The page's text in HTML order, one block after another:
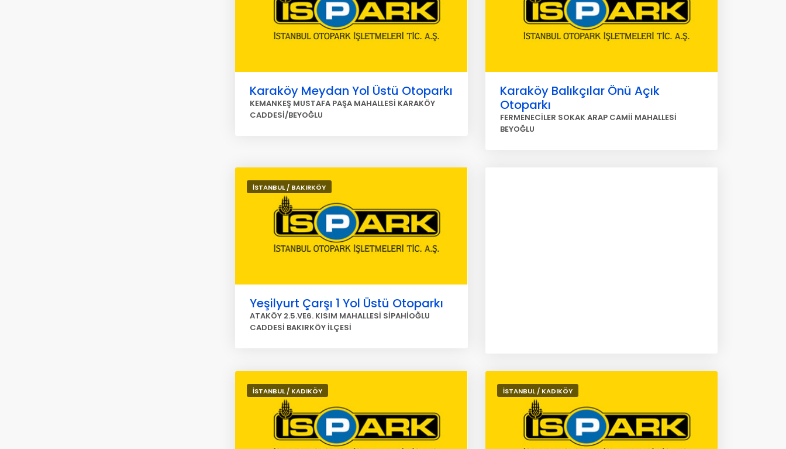
Karaköy Meydan Yol Üstü Otoparkı
KEMANKEŞ MUSTAFA PAŞA MAHALLESİ KARAKÖY
CADDESİ/BEYOĞLU
Karaköy Balıkçılar Önü Açık
Otoparkı
FERMENECİLER SOKAK ARAP CAMİİ MAHALLESİ
BEYOĞLU
İSTANBUL / BAKIRKÖY
Yeşilyurt Çarşı 1 Yol Üstü Otoparkı
ATAKÖY 2.5.VE6. KISIM MAHALLESİ SİPAHİOĞLU
CADDESİ BAKIRKÖY İLÇESİ
İSTANBUL / KADIKÖY İSTANBUL / KADIKÖY